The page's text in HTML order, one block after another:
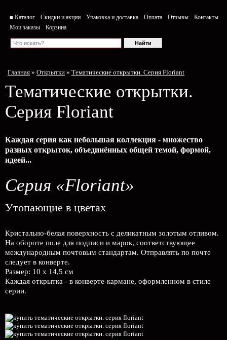
≡ Каталог Скидки и акции Упаковка и доставка Оплата Отзывы
Контакты
Мои заказы
Корзина
Главная » Открытки » Тематические открытки. Серия Floriant
Тематические открытки.
Серия Floriant
Каждая серия как небольшая коллекция - множество
разных открыток, объединённых общей темой, формой,
идеей...
Серия «Floriant»
Утопающие в цветах
Кристально-белая поверхность с деликатным золотым отливом.
На обороте поле для подписи и марок, соответствующее
международным почтовым стандартам. Отправлять по почте
следует в конверте.
Размер: 10 х 14,5 см
Каждая открытка - в конверте-кармане, оформленном в стиле
серии.